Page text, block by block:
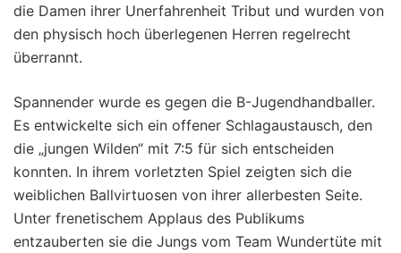
die Damen ihrer Unerfahrenheit Tribut und wurden von
den physisch hoch überlegenen Herren regelrecht
überrannt.
Spannender wurde es gegen die B-Jugendhandballer.
Es entwickelte sich ein offener Schlagaustausch, den
die „jungen Wilden“ mit 7:5 für sich entscheiden
konnten. In ihrem vorletzten Spiel zeigten sich die
weiblichen Ballvirtuosen von ihrer allerbesten Seite.
Unter frenetischem Applaus des Publikums
entzauberten sie die Jungs vom Team Wundertüte mit